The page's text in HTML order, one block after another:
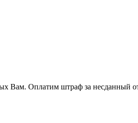
Вам. Оплатим штраф за несданный